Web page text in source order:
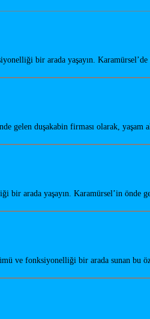
bir arada yaşayın.
gelen duşakabin firması olarak, yaşam
bir arada yaşayın. Karamürsel’in önde
ve fonksiyonelliği bir arada sunan bu